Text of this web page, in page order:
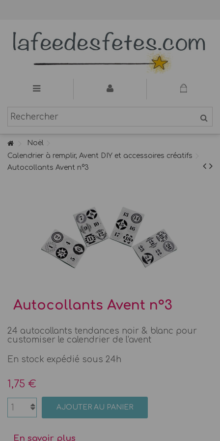
Noël
Calendrier à remplir, Avent DIY et accessoires créatifs
Autocollants Avent n°3
Autocollants Avent n°3
24 autocollants tendances noir & blanc pour
customiser le calendrier de l'avent
En stock expédié sous 24h
1,75 €
AJOUTER AU PANIER
En savoir plus